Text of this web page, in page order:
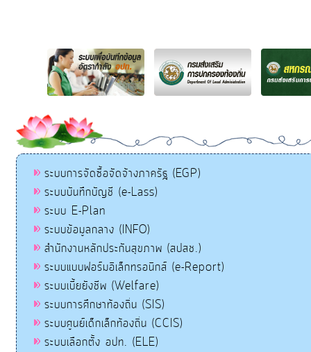
ระบบการจัดซื้อจัดจ้างภาครัฐ (EGP)
ระบบบันทึกบัญชี (e-Lass)
ระบบ E-Plan
ระบบข้อมูลกลาง (INFO)
สำนักงานหลักประกันสุขภาพ (สปสช.)
ระบบแบบฟอร์มอิเล็กทรอนิกส์ (e-Report)
ระบบเบี้ยยังชีพ (Welfare)
ระบบการศึกษาท้องถิ่น (SIS)
ระบบศูนย์เด็กเล็กท้องถิ่น (CCIS)
ระบบเลือกตั้ง อปท. (ELE)